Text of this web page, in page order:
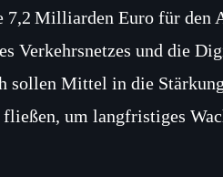
7,2 Milliarden Euro für den
Verkehrsnetzes und die
sollen Mittel in die
um langfristiges